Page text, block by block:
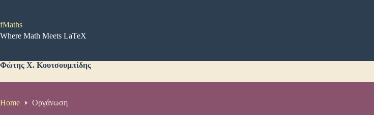
περιεχόμενο
fMaths
Where Math Meets LaTeX
Φώτης Χ. Κουτσουμπίδης
Home Οργάνωση